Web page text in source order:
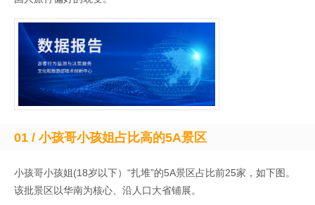
01 / 小孩哥小孩姐占比高的5A景区
小孩哥小孩姐(18岁以下）“扎堆”的5A景区占比前25家，如下图。
该批景区以华南为核心、沿人口大省铺展。